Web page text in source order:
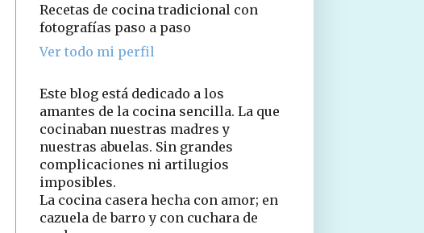
Recetas de cocina tradicional con
fotografías paso a paso
Ver todo mi perfil
Este blog está dedicado a los
amantes de la cocina sencilla. La que
cocinaban nuestras madres y
nuestras abuelas. Sin grandes
complicaciones ni artilugios
imposibles.
La cocina casera hecha con amor; en
cazuela de barro y con cuchara de